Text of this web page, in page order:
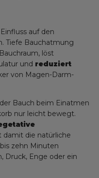
auf den
Tiefe Bauchatmung
löst
und reduziert
von Magen-Darm-
Bauch beim Einatmen
nur leicht bewegt.
die natürliche
zehn Minuten
Druck, Enge oder ein